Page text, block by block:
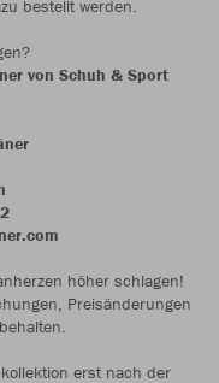
bestellt werden.
von Schuh & Sport
höher schlagen!
Preisänderungen
erst nach der